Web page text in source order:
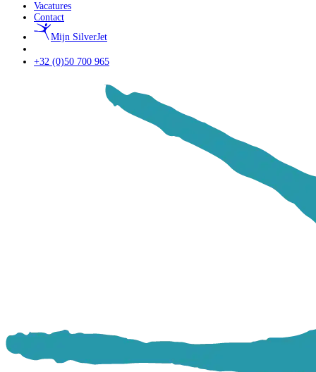
Vacatures
Contact
Mijn SilverJet
+32 (0)50 700 965